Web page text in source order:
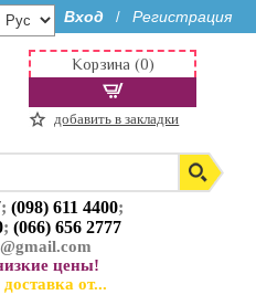
Вход / Регистрация
;(098) 611 4400;
;(066) 656 2777
цены!
от...
Корзина (0)
добавить в закладки